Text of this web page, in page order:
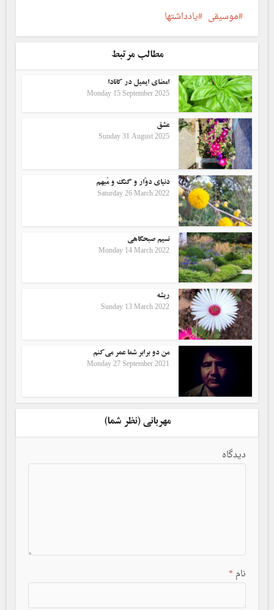
موسیقی
یادداشتها
مطالب مرتبط
امضای ایمیل در کانادا
Monday 15 September 2025
عشق
Sunday 31 August 2025
دنیای دوّار و گنگ و مُبهم
Saturday 26 March 2022
نسیم صبحگاهی
Monday 14 March 2022
ریشه
Sunday 13 March 2022
من دو برابر شما عمر می‌کنم
Monday 27 September 2021
مهربانی (نظر شما)
دیدگاه
نام*